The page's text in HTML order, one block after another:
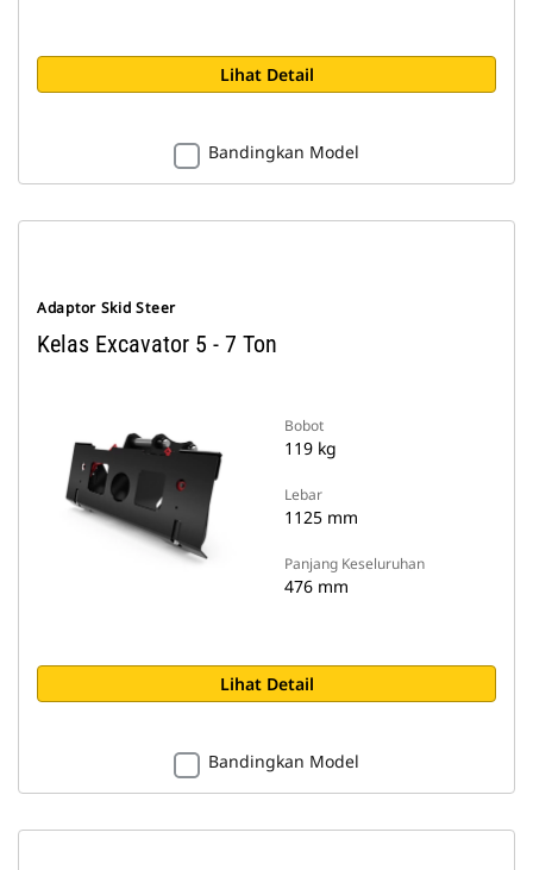
Lihat Detail
Bandingkan Model
Adaptor Skid Steer
Kelas Excavator 5 - 7 Ton
Bobot
119 kg
Lebar
1125 mm
Panjang Keseluruhan
476 mm
Lihat Detail
Bandingkan Model